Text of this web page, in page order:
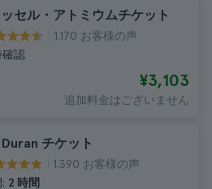
セル・アトミウムチケット
1.170 お客様の声
確認
¥3,103
追加料金はございません
チケット
1.390 お客様の声
2 時間